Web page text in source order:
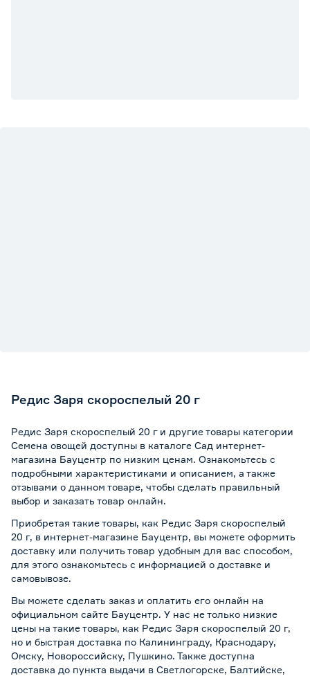
Редис Заря скороспелый 20 г
Редис Заря скороспелый 20 г и другие товары категории
Семена овощей доступны в каталоге Сад интернет-
магазина Бауцентр по низким ценам. Ознакомьтесь с
подробными характеристиками и описанием, а также
отзывами о данном товаре, чтобы сделать правильный
выбор и заказать товар онлайн.
Приобретая такие товары, как Редис Заря скороспелый
20 г, в интернет-магазине Бауцентр, вы можете оформить
доставку или получить товар удобным для вас способом,
для этого ознакомьтесь с информацией о доставке и
самовывозе.
Вы можете сделать заказ и оплатить его онлайн на
официальном сайте Бауцентр. У нас не только низкие
цены на такие товары, как Редис Заря скороспелый 20 г,
но и быстрая доставка по Калининграду, Краснодару,
Омску, Новороссийску, Пушкино. Также доступна
доставка до пункта выдачи в Светлогорске, Балтийске,